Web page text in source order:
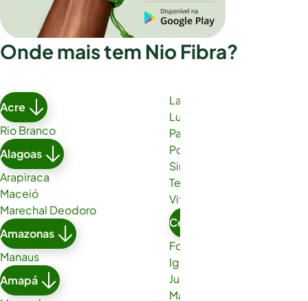
Onde mais tem Nio Fibra?
Acre
Rio Branco
Alagoas
Arapiraca
Maceió
Marechal Deodoro
Amazonas
Manaus
Amapá
Lauro de Freitas
Luís Eduardo Magalhães
Paulo Afonso
Porto Seguro
Simões Filho
Teixeira de Freitas
Vitória da Conquista
Ceará
Fortaleza
Iguatu
Juazeiro do Norte
Maracanaú